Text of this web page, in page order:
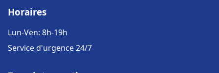
Horaires
Lun-Ven: 8h-19h
Service d'urgence 24/7